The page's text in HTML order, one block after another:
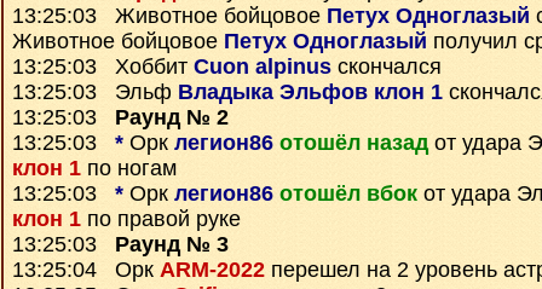
13:25:03 Животное бойцовое Петух Одноглазый
Животное бойцовое Петух Одноглазый получил
13:25:03 Хоббит Cuon alpinus скончался
13:25:03 Эльф Владыка Эльфов клон 1
13:25:03 Раунд № 2
13:25:03 * Орк легион86 отошёл назадот удара
клон 1 по ногам
13:25:03 * Орк легион86 отошёл вбок от удара
клон 1 по правой руке
13:25:03 Раунд № 3
13:25:04 Орк ARM-2022 перешел на 2 уровень